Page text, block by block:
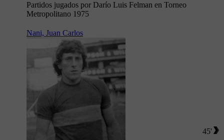
Partidos jugados por Darío Luis Felman en Torneo
Metropolitano 1975
Nani, Juan Carlos
45'